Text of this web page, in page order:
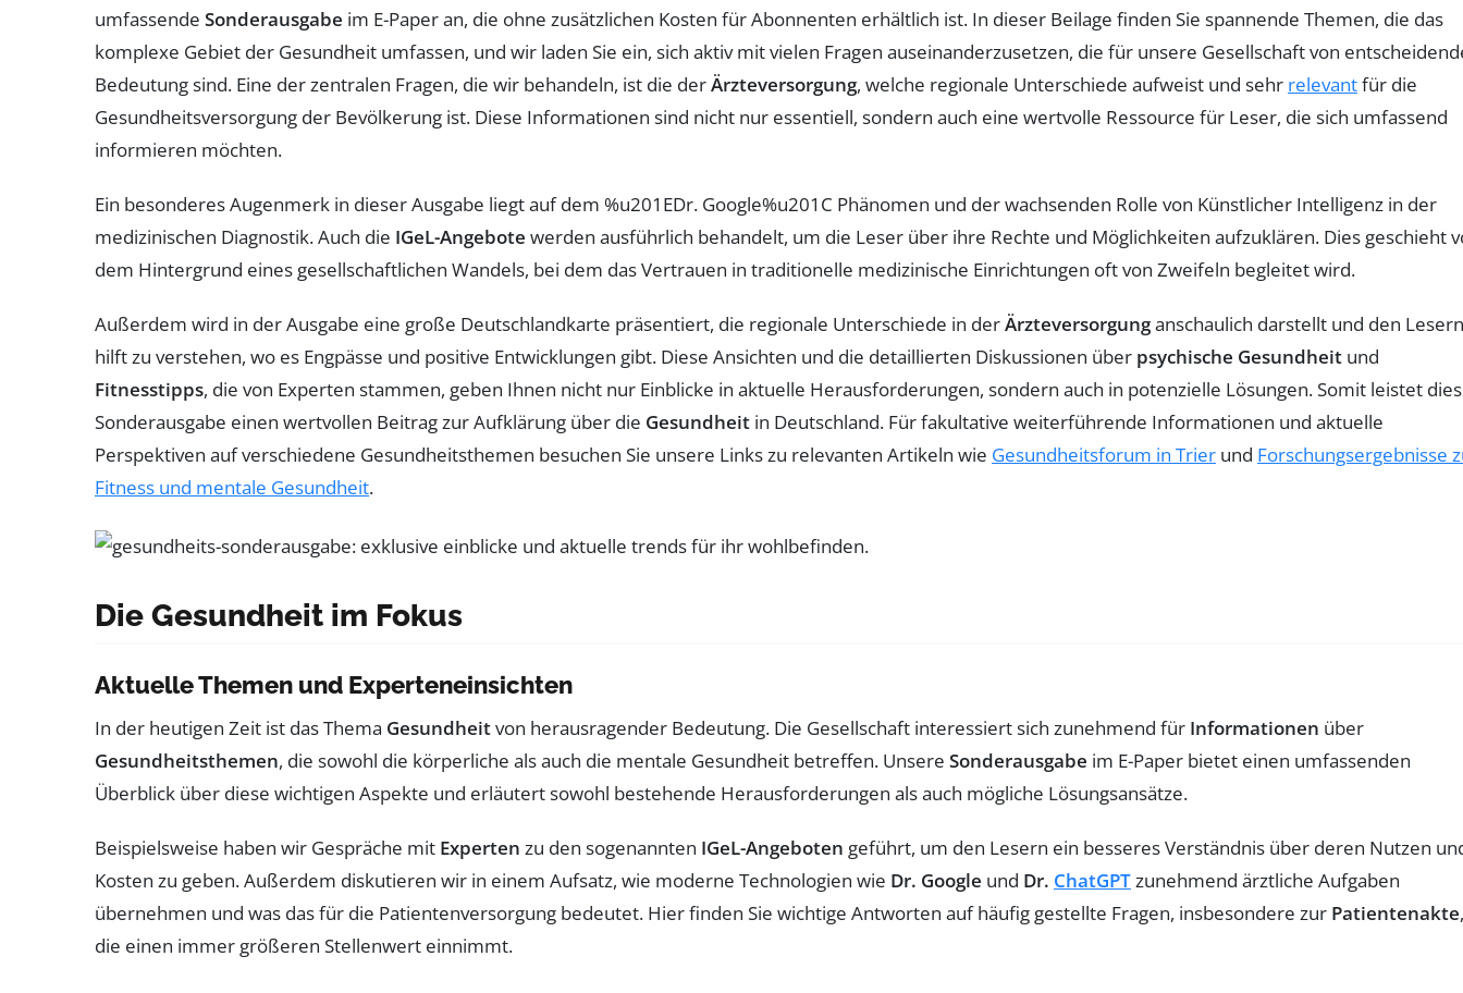
umfassende Sonderausgabe im E-Paper an, die ohne zusätzlichen Kosten für Abonnenten erhältlich ist. In dieser Beilage finden Sie spannende Themen, die das
komplexe Gebiet der Gesundheit umfassen, und wir laden Sie ein, sich aktiv mit vielen Fragen auseinanderzusetzen, die für unsere Gesellschaft von
Bedeutung sind. Eine der zentralen Fragen, die wir behandeln, ist die derÄrzteversorgung, welche regionale Unterschiede aufweist und sehr relevantfür die
Gesundheitsversorgung der Bevölkerung ist. Diese Informationen sind nicht nur essentiell, sondern auch eine wertvolle Ressource für Leser, die sich umfassend
informieren möchten.
Ein besonderes Augenmerk in dieser Ausgabe liegt auf dem %u201EDr. Google%u201C Phänomen und der wachsenden Rolle von Künstlicher Intelligenz in der
medizinischen Diagnostik. Auch die IGeL-Angebote werden ausführlich behandelt, um die Leser über ihre Rechte und Möglichkeiten aufzuklären. Dies geschieht
dem Hintergrund eines gesellschaftlichen Wandels, bei dem das Vertrauen in traditionelle medizinische Einrichtungen oft von Zweifeln begleitet wird.
Außerdem wird in der Ausgabe eine große Deutschlandkarte präsentiert, die regionale Unterschiede in derÄrzteversorgunganschaulich darstellt und den Lesern
hilft zu verstehen, wo es Engpässe und positive Entwicklungen gibt. Diese Ansichten und die detaillierten Diskussionen über psychische Gesundheit und
Fitnesstipps, die von Experten stammen, geben Ihnen nicht nur Einblicke in aktuelle Herausforderungen, sondern auch in potenzielle Lösungen. Somit leistet
Sonderausgabe einen wertvollen Beitrag zur Aufklärung über die Gesundheit in Deutschland. Für fakultative weiterführende Informationen und aktuelle
Perspektiven auf verschiedene Gesundheitsthemen besuchen Sie unsere Links zu relevanten Artikeln wie Gesundheitsforum in Trier und Forschungsergebnisse
Fitness und mentale Gesundheit.
Die Gesundheit im Fokus
Aktuelle Themen und Experteneinsichten
In der heutigen Zeit ist das Thema Gesundheitvon herausragender Bedeutung. Die Gesellschaft interessiert sich zunehmend für Informationen über
Gesundheitsthemen, die sowohl die körperliche als auch die mentale Gesundheit betreffen. Unsere Sonderausgabe im E-Paper bietet einen umfassenden
Überblick über diese wichtigen Aspekte und erläutert sowohl bestehende Herausforderungen als auch mögliche Lösungsansätze.
Beispielsweise haben wir Gespräche mit Experten zu den sogenannten IGeL-Angeboten geführt, um den Lesern ein besseres Verständnis über deren Nutzen
Kosten zu geben. Außerdem diskutieren wir in einem Aufsatz, wie moderne Technologien wie Dr. Google und Dr. ChatGPTzunehmend ärztliche Aufgaben
übernehmen und was das für die Patientenversorgung bedeutet. Hier finden Sie wichtige Antworten auf häufig gestellte Fragen, insbesondere zur Patientenakte,
die einen immer größeren Stellenwert einnimmt.